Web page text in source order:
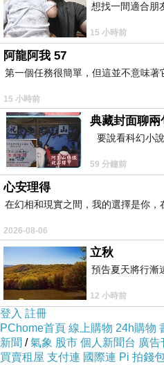
想找一間適合朋
15 小時前
阿龍阿我 57
第一個任務很簡單，但這並不意味
15 小時前
典藏封面聊兩
要說看科幻小
59 分鐘前
心安理得
在幻相和現實之間，我的選擇是你
2026-08-06
立秋
預告夏天將行漸
12 小時前
登入 註冊
PChome首頁 線上購物 24h購物
新聞 /氣象 股市 個人新聞台 廣告
買賣租屋 支付連 國際連 Pi 拍錢